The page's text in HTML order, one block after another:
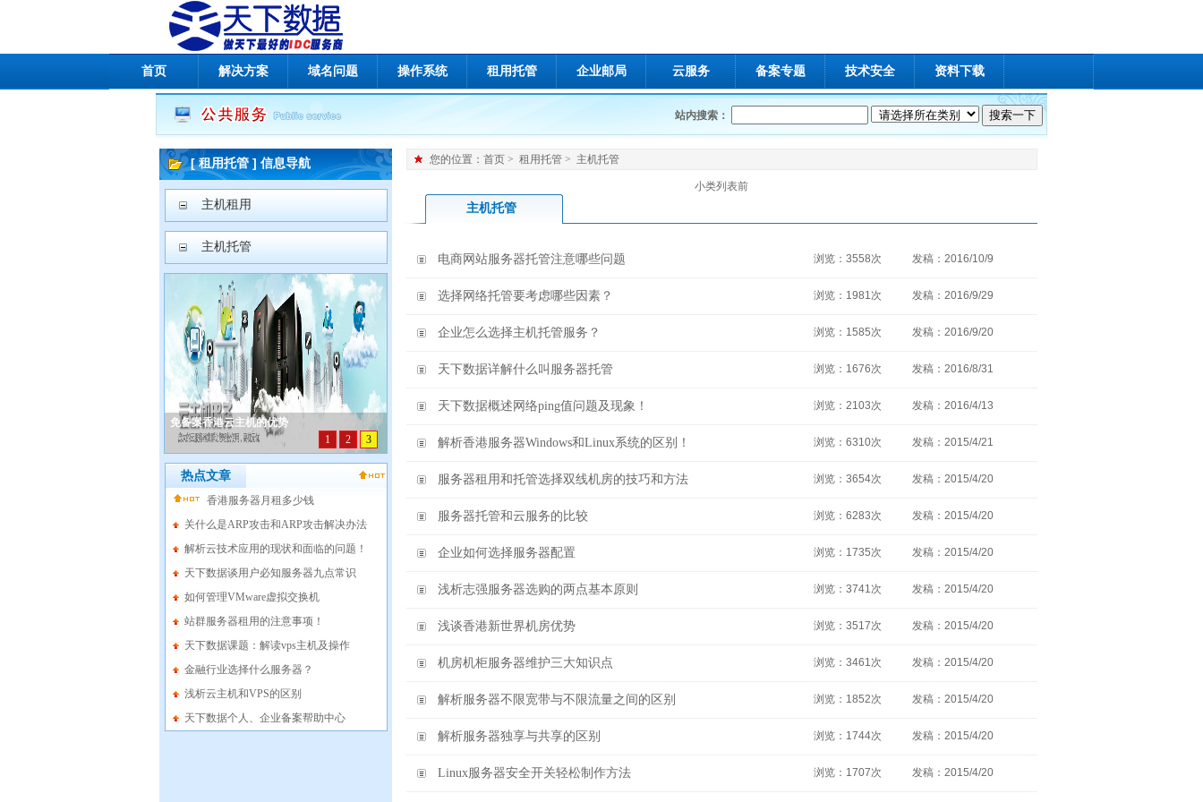
首页 解决方案 域名问题 操作系统 租用托管 企业邮局 云服务 备案专题 技术安全 资料下载
站内搜索：
[ 租用托管 ] 信息导航
主机租用
主机托管
免备案香港云主机的优势
1
2 3
热点文章
香港服务器月租多少钱
关什么是ARP攻击和ARP攻击解决办法
解析云技术应用的现状和面临的问题！
天下数据谈用户必知服务器九点常识
如何管理VMware虚拟交换机
站群服务器租用的注意事项！
天下数据课题：解读vps主机及操作
金融行业选择什么服务器？
浅析云主机和VPS的区别
天下数据个人、企业备案帮助中心
您的位置： 首页> 租用托管> 主机托管
小类列表前
主机托管
电商网站服务器托管注意哪些问题 浏览：3558次 发稿：2016/10/9
选择网络托管要考虑哪些因素？ 浏览：1981次 发稿：2016/9/29
企业怎么选择主机托管服务？ 浏览：1585次 发稿：2016/9/20
天下数据详解什么叫服务器托管 浏览：1676次 发稿：2016/8/31
天下数据概述网络ping值问题及现象！ 浏览：2103次 发稿：2016/4/13
解析香港服务器Windows和Linux系统的区别！ 浏览：6310次 发稿：2015/4/21
服务器租用和托管选择双线机房的技巧和方法 浏览：3654次 发稿：2015/4/20
服务器托管和云服务的比较 浏览：6283次 发稿：2015/4/20
企业如何选择服务器配置 浏览：1735次 发稿：2015/4/20
浅析志强服务器选购的两点基本原则 浏览：3741次 发稿：2015/4/20
浅谈香港新世界机房优势 浏览：3517次 发稿：2015/4/20
机房机柜服务器维护三大知识点 浏览：3461次 发稿：2015/4/20
解析服务器不限宽带与不限流量之间的区别 浏览：1852次 发稿：2015/4/20
解析服务器独享与共享的区别 浏览：1744次 发稿：2015/4/20
Linux服务器安全开关轻松制作方法 浏览：1707次 发稿：2015/4/20